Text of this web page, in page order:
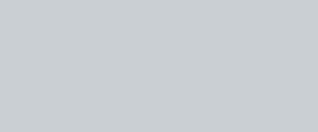
نیجریه
اربعین در مرکز
در هند از موکب